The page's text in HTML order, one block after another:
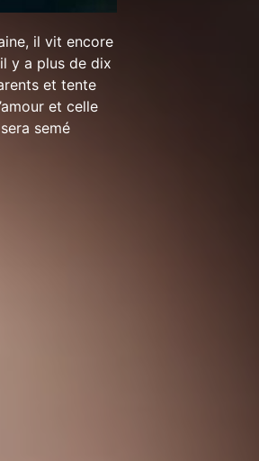
il vit encore
y a plus de dix
et tente
et celle
semé